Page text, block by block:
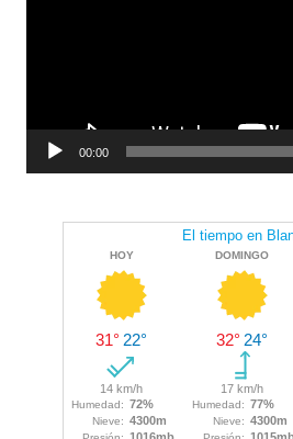
00:00